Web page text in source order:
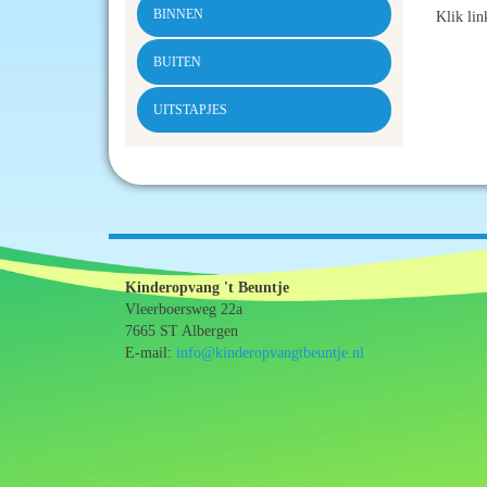
BINNEN
BUITEN
UITSTAPJES
Klik
Kinderopvang 't Beuntje
Vleerboersweg 22a
7665 ST Albergen
E-mail: info@kinderopvangtbeuntje.nl